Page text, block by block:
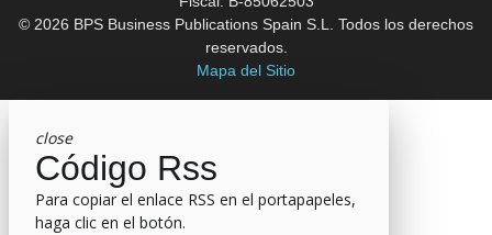
© 2026 BPS Business Publications Spain S.L. Todos los derechos
reservados.
Mapa del Sitio
close
Código Rss
Para copiar el enlace RSS en el portapapeles,
haga clic en el botón.